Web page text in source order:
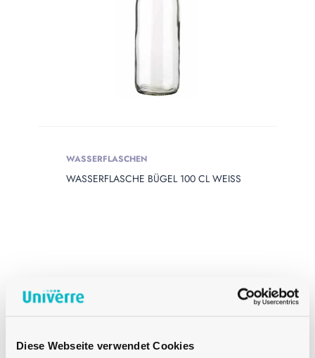
Diese Webseite verwendet Cookies
WASSERFLASCHEN
WASSERFLASCHE BÜGEL 100 CL WEISS